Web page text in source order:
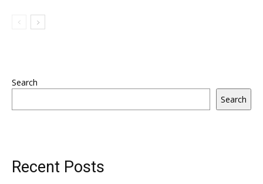
Search
Search
Recent Posts